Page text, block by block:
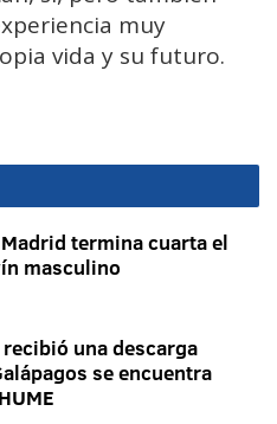
muy
vida y su futuro.
termina cuarta el
masculino
una descarga
se encuentra